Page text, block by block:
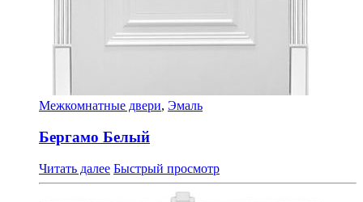
Межкомнатные двери, Эмаль
Бергамо Белый
Читать далее Быстрый просмотр